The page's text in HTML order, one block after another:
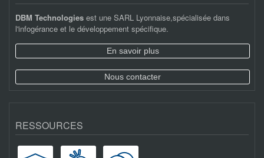
DBM Technologies est une SARL Lyonnaise,spécialisée dans
l'infogérance et le développement spécifique.
En savoir plus
Nous contacter
RESSOURCES